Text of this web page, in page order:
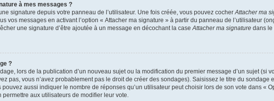
à mes messages ?
signature depuis votre panneau de l’utilisateur. Une fois créée, vous pouvez cocher Attacher ma
vos messages en activant l’option « Attacher ma signature » à partir du panneau de l’utilisateur
une signature d’être ajoutée à un message en décochant la case Attacher ma signature dans le
?
lors de la publication d’un nouveau sujet ou la modification du premier message d’un sujet (si
pas, vous n’avez probablement pas le droit de créer des sondages). Saisissez le titre du
aussi indiquer le nombre de réponses qu’un utilisateur peut choisir lors de son vote dans «
aux utilisateurs de modifier leur vote.